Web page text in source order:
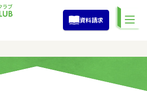
資料請求